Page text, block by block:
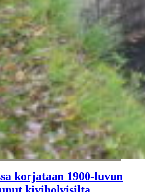
korjataan 1900-luvun